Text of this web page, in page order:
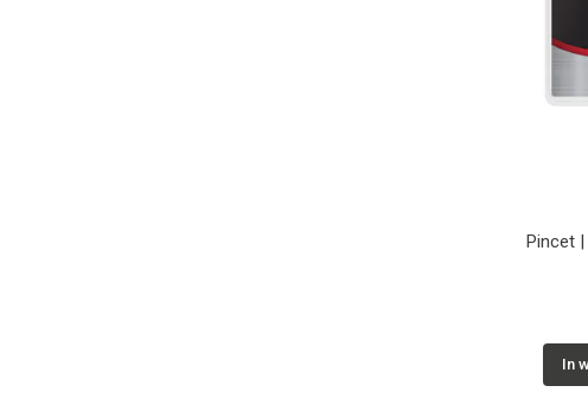
Pincet
In